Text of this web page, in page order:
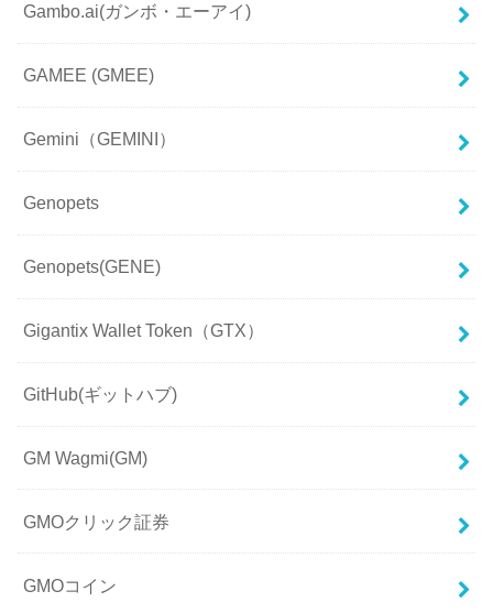
Gambo.ai(ガンボ・エーアイ)
GAMEE (GMEE)
Gemini（GEMINI）
Genopets
Genopets(GENE)
Gigantix Wallet Token（GTX）
GitHub(ギットハブ)
GM Wagmi(GM)
GMOクリック証券
GMOコイン